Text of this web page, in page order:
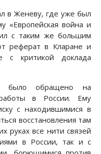
в Женеву, где уже был
«Европейская война и
с таким же большим
реферат в Кларане и
с критикой доклада
было обращено на
в России. Ему
с находившимися в
восстановления там
руках все нити связей
в России, так и с